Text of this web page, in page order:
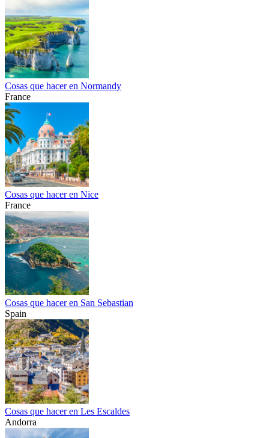
Cosas que hacer en Normandy
France
Cosas que hacer en Nice
France
Cosas que hacer en San Sebastian
Spain
Cosas que hacer en Les Escaldes
Andorra